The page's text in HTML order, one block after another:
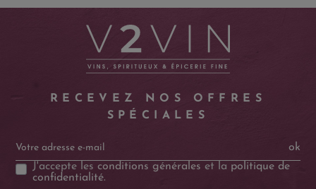
RECEVEZ NOS OFFRES
SPÉCIALES
ok
J'accepte lesconditions générales et la politique de
confidentialité.